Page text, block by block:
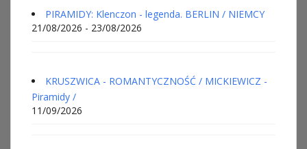
PIRAMIDY: Klenczon - legenda. BERLIN / NIEMCY
21/08/2026 - 23/08/2026
KRUSZWICA - ROMANTYCZNOŚĆ / MICKIEWICZ -
Piramidy /
11/09/2026